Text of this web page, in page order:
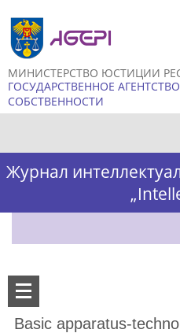
МИНИСТЕРСТВО ЮСТИЦИИ
ГОСУДАРСТВЕННОЕ
СОБСТВЕННОСТИ
Журнал
Basic apparatus-